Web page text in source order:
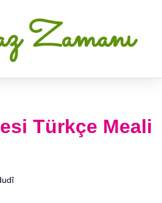
Zamanı
Türkçe Meali